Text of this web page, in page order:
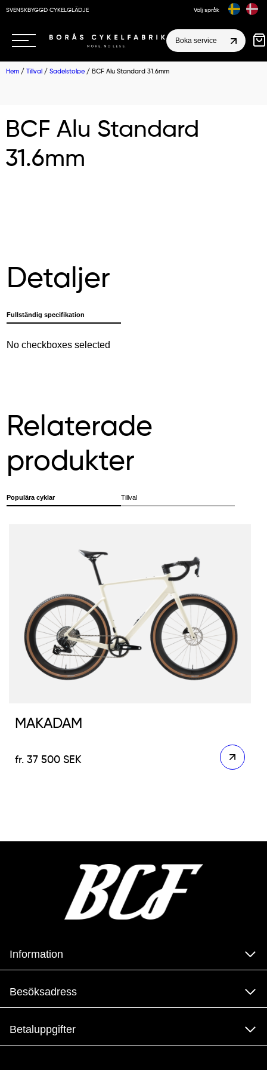
SVENSKBYGGD CYKELGLÄDJE Välj språk
Boka service
Hem / Tillval / Sadelstolpe / BCF Alu Standard 31.6mm
BCF Alu Standard
31.6mm
Detaljer
Fullständig specifikation
No checkboxes selected
Relaterade
produkter
Populära cyklar Tillval
MAKADAM
37 500SEK
Information
Besöksadress
Betaluppgifter